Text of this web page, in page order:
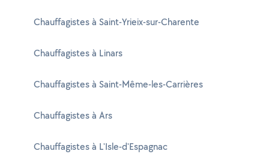
Chauffagistes à Saint-Yrieix-sur-Charente
Chauffagistes à Linars
Chauffagistes à Saint-Même-les-Carrières
Chauffagistes à Ars
Chauffagistes à L'Isle-d'Espagnac